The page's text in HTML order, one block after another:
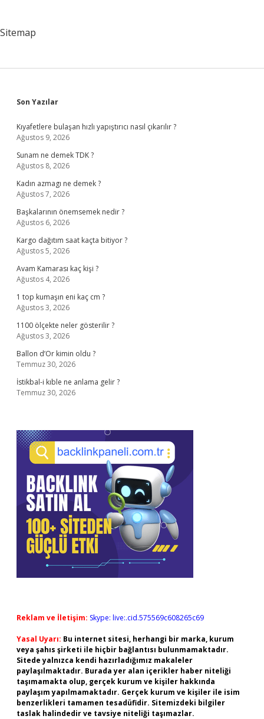
Sitemap
Sidebar
Son Yazılar
Kıyafetlere bulaşan hızlı yapıştırıcı nasıl çıkarılır ?
Ağustos 9, 2026
Sunam ne demek TDK ?
Ağustos 8, 2026
Kadın azmagı ne demek ?
Ağustos 7, 2026
Başkalarının önemsemek nedir ?
Ağustos 6, 2026
Kargo dağıtım saat kaçta bitiyor ?
Ağustos 5, 2026
Avam Kamarası kaç kişi ?
Ağustos 4, 2026
1 top kumaşın eni kaç cm ?
Ağustos 3, 2026
1100 ölçekte neler gösterilir ?
Ağustos 3, 2026
Ballon d’Or kimin oldu ?
Temmuz 30, 2026
İstikbal-i kıble ne anlama gelir ?
Temmuz 30, 2026
Reklam ve İletişim: Skype: live:.cid.575569c608265c69
Yasal Uyarı: Bu internet sitesi, herhangi bir marka, kurum
veya şahıs şirketi ile hiçbir bağlantısı bulunmamaktadır.
Sitede yalnızca kendi hazırladığımız makaleler
paylaşılmaktadır. Burada yer alan içerikler haber niteliği
taşımamakta olup, gerçek kurum ve kişiler hakkında
paylaşım yapılmamaktadır. Gerçek kurum ve kişiler ile isim
benzerlikleri tamamen tesadüfidir. Sitemizdeki bilgiler
taslak halindedir ve tavsiye niteliği taşımazlar.